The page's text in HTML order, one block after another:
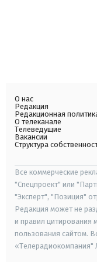
О нас
Редакция
Редакционная
О телеканале
Телеведущие
Вакансии
Структура
Все коммерческие
"Спецпроект" или
"Эксперт", "Позиция"
Редакция может не
и правил цитирования
пользования сайтом.
«Телерадиокомпания"